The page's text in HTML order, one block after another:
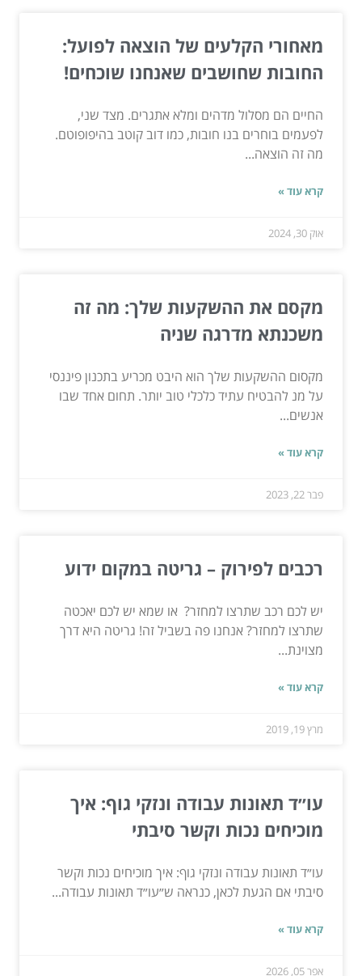
מאחורי הקלעים של הוצאה לפועל:
החובות שחושבים שאנחנו שוכחים!
החיים הם מסלול מדהים ומלא אתגרים. מצד שני,
לפעמים בוחרים בנו חובות, כמו דוב קוטב בהיפופוטם.
מה זה הוצאה...
קרא עוד »
אוק 30, 2024
מקסם את ההשקעות שלך: מה זה
משכנתא מדרגה שניה
מקסום ההשקעות שלך הוא היבט מכריע בתכנון פיננסי
על מנ להבטיח עתיד כלכלי טוב יותר. תחום אחד שבו
אנשים...
קרא עוד »
פבר 22, 2023
רכבים לפירוק – גריטה במקום ידוע
יש לכם רכב שתרצו למחזר? או שמא יש לכם יאכטה
שתרצו למחזר? אנחנו פה בשביל זה! גריטה היא דרך
מצוינת...
קרא עוד »
מרץ 19, 2019
עו״ד תאונות עבודה ונזקי גוף: איך
מוכיחים נכות וקשר סיבתי
עו״ד תאונות עבודה ונזקי גוף: איך מוכיחים נכות וקשר
סיבתי אם הגעת לכאן, כנראה ש״עו״ד תאונות עבודה...
קרא עוד »
אפר 05, 2026